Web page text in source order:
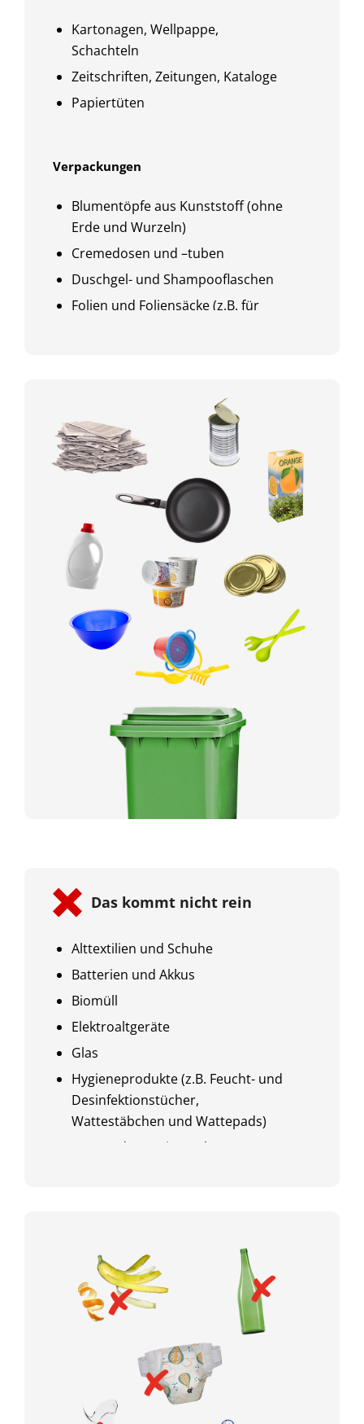
Kartonagen, Wellpappe,
Schachteln
Zeitschriften, Zeitungen, Kataloge
Papiertüten
Verpackungen
Blumentöpfe aus Kunststoff (ohne
Erde und Wurzeln)
Cremedosen und –tuben
Duschgel- und Shampooflaschen
Folien und Foliensäcke (z.B. für
Joghurt-, Quark- und Sahnebecher
Kaffee- und Teeverpackungen
Knisterfolie
Margarinebecher
Netze für Obst und Gemüse
Plastikeimer und –dosen
Styroporverpackungen und –chips
Tragetaschen
Tuben, z. B. von Zahnpasta, Senf
Verschlüsse und Deckel für
Glasflaschen
Wasch- und Putzmittelbehälter
Alufolie und andere
Aluminiumteile
Nägel und Schrauben
Glasflaschen
Spraydosen (leer)
Tuben, z. B. von Senf, Meerrettich
Einweggeschirr und -besteck
Kinderspielzeug
Das kommt nicht rein
Alttextilien und Schuhe
Batterien und Akkus
Biomüll
Elektroaltgeräte
Glas
Hygieneprodukte (z.B. Feucht- und
Desinfektionstücher,
Wattestäbchen und Wattepads)
LED- und Energiesparlampen